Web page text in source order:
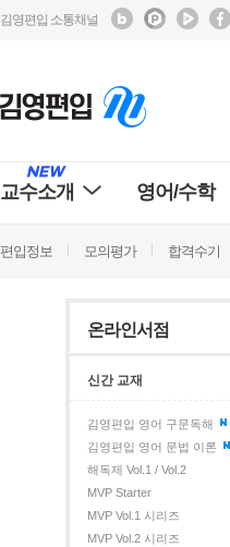
김영편입 소통채널
교수소개 영어/수학
편입정보 모의평가 합격수기
온라인서점
신간 교재
김영편입 영어 구문독해
김영편입 영어 문법 이론
해독제 Vol.1 / Vol.2
MVP Starter
MVP Vol.1 시리즈
MVP Vol.2 시리즈